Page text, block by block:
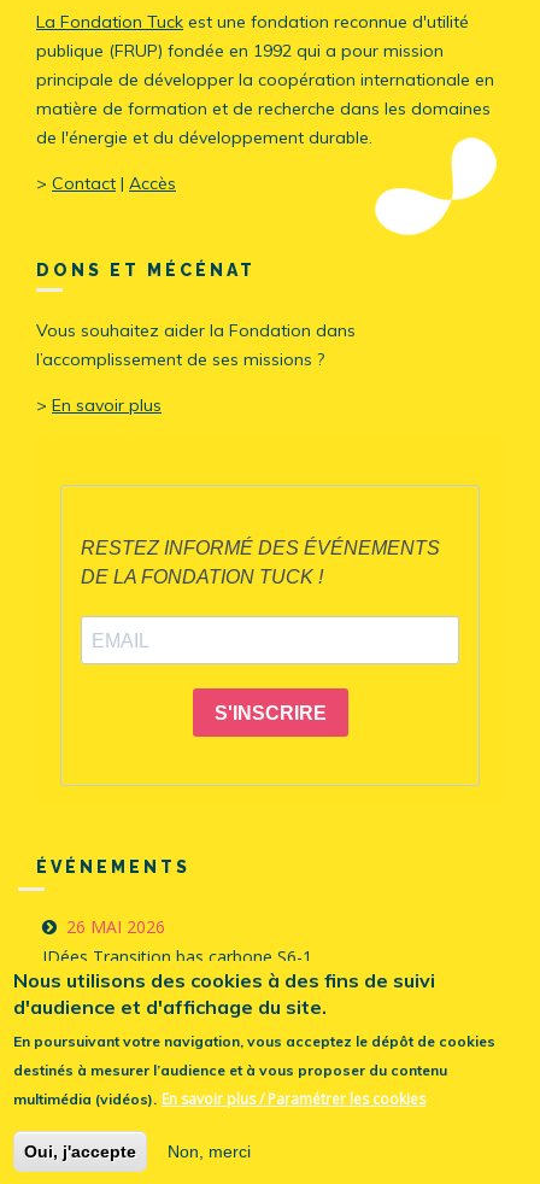
La Fondation Tuck est une fondation reconnue d'utilité
publique (FRUP) fondée en 1992 qui a pour mission
principale de développer la coopération internationale en
matière de formation et de recherche dans les domaines
de l'énergie et du développement durable.
> Contact | Accès
DONS ET MÉCÉNAT
Vous souhaitez aider la Fondation dans
l’accomplissement de ses missions ?
> En savoir plus
ÉVÉNEMENTS
26 MAI 2026
IDées Transition bas carbone S6-1
16 FÉVRIER 2026
IDées Géopolitique S13-1
14 AVRIL 2025
© 2026 Fondation TUCK
Nous utilisons des cookies à des fins de suivi
d'audience et d'affichage du site.
En poursuivant votre navigation, vous acceptez le dépôt de cookies
destinés à mesurer l’audience et à vous proposer du contenu
multimédia (vidéos). En savoir plus / Paramétrer les cookies
Oui, j'accepte Non, merci